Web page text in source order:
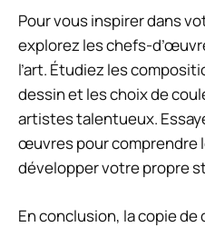
Pour vous inspirer dans
explorez les chefs-
l’art. Étudiez les
dessin et les choix de
artistes talentueux.
œuvres pour comprendre
développer votre propre
En conclusion, la copie